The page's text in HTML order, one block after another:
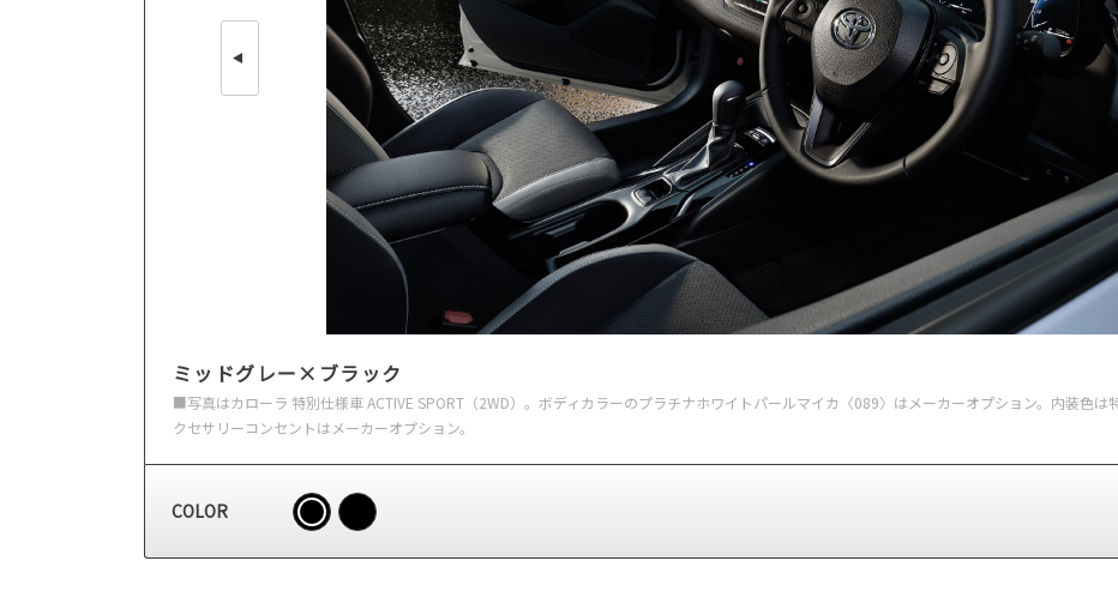
ミッドグレー×ブラック
■写真はカローラ 特別仕様車 ACTIVE SPORT（2WD）。ボディカラーのプラチナホワイトパールマイカ〈089〉はメーカーオプション。内装色
クセサリーコンセントはメーカーオプション。
COLOR